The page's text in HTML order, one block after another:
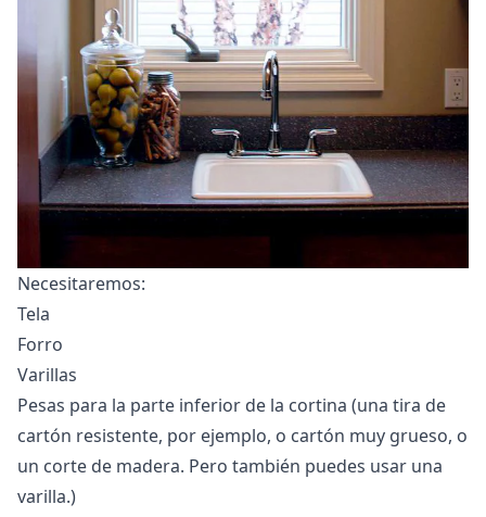
Necesitaremos:
Tela
Forro
Varillas
Pesas para la parte inferior de la cortina (una tira de
cartón resistente, por ejemplo, o cartón muy grueso, o
un corte de madera. Pero también puedes usar una
varilla.)